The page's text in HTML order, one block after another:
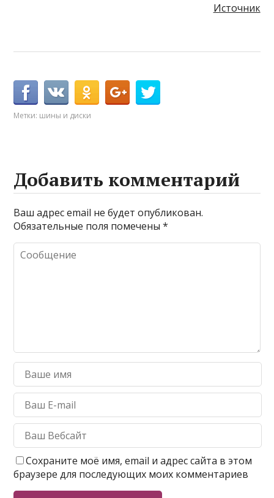
Источник
Метки: шины и диски
Добавить комментарий
Ваш адрес email не будет опубликован.
Обязательные поля помечены*
Сохраните моё имя, email и адрес сайта в этом
браузере для последующих моих комментариев